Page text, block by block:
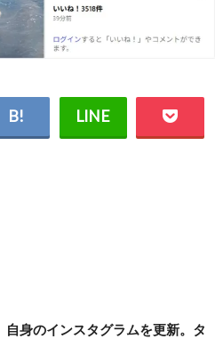
身のインスタグラムを更新。タ